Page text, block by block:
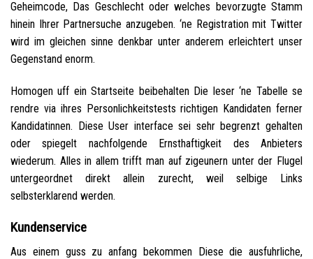
Geheimcode, Das Geschlecht oder welches bevorzugte Stamm
hinein Ihrer Partnersuche anzugeben. ‘ne Registration mit Twitter
wird im gleichen sinne denkbar unter anderem erleichtert unser
Gegenstand enorm.
Homogen uff ein Startseite beibehalten Die leser ‘ne Tabelle se
rendre via ihres Personlichkeitstests richtigen Kandidaten ferner
Kandidatinnen. Diese User interface sei sehr begrenzt gehalten
oder spiegelt nachfolgende Ernsthaftigkeit des Anbieters
wiederum. Alles in allem trifft man auf zigeunern unter der Flugel
untergeordnet direkt allein zurecht, weil selbige Links
selbsterklarend werden.
Kundenservice
Aus einem guss zu anfang bekommen Diese die ausfuhrliche,